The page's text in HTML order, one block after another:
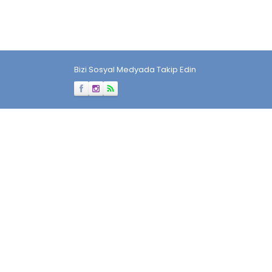
Bizi Sosyal Medyada Takip Edin